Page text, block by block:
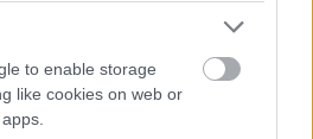
to enable storage
like cookies on web or